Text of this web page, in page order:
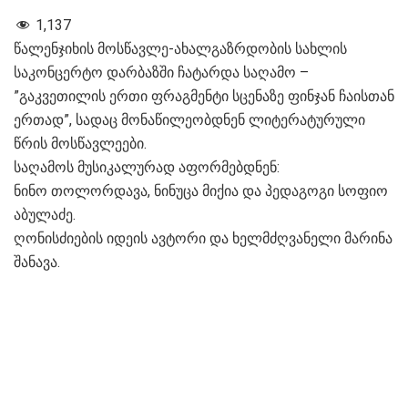
1,137
წალენჯიხის მოსწავლე-ახალგაზრდობის სახლის
საკონცერტო დარბაზში ჩატარდა საღამო –
”გაკვეთილის ერთი ფრაგმენტი სცენაზე ფინჯან ჩაისთან
ერთად”, სადაც მონაწილეობდნენ ლიტერატურული
წრის მოსწავლეები.
საღამოს მუსიკალურად აფორმებდნენ:
ნინო თოლორდავა, ნინუცა მიქია და პედაგოგი სოფიო
აბულაძე.
ღონისძიების იდეის ავტორი და ხელმძღვანელი მარინა
შანავა.